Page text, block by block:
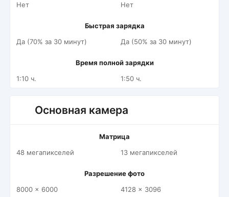
Нет
Нет
Быстрая зарядка
Да (70% за 30 минут)
Да (50% за 30 минут)
Время полной зарядки
1:10 ч.
1:50 ч.
Основная камера
Матрица
48 мегапикселей
13 мегапикселей
Разрешение фото
8000 x 6000
4128 x 3096